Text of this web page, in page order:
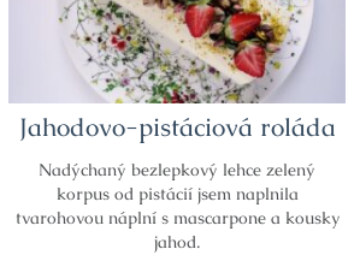
Jahodovo-pistáciová roláda
Nadýchaný bezlepkový lehce zelený
korpus od pistácií jsem naplnila
tvarohovou náplní s mascarpone a kousky
jahod.